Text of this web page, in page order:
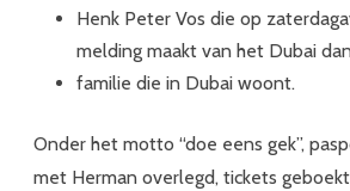
Henk Peter Vos die op
melding maakt van het Dubai
familie die in Dubai woont.
Onder het motto “doe eens gek”,
met Herman overlegd, tickets